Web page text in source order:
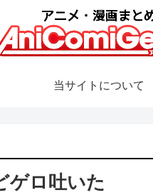
当サイトについて
ゲロ吐いた